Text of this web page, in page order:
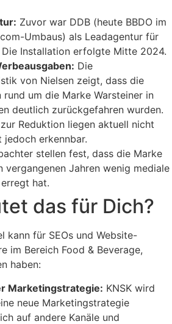
Zuvor war DDB (heute BBDO im
Umbaus) als Leadagentur für
Installation erfolgte Mitte 2024.
Die
von Nielsen zeigt, dass die
um die Marke Warsteiner in
deutlich zurückgefahren wurden.
Reduktion liegen aktuell nicht
jedoch erkennbar.
stellen fest, dass die Marke
vergangenen Jahren wenig mediale
hat.
das für Dich?
kann für SEOs und Website-
im Bereich Food & Beverage,
haben:
Marketingstrategie: KNSK wird
neue Marketingstrategie
auf andere Kanäle und